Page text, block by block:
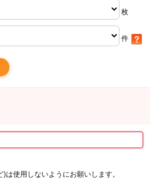
枚
件
使用しないようにお願いします。